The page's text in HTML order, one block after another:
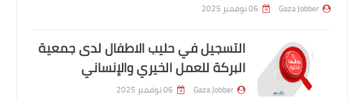
Gaza Jobber 06 نوفمبر 2025
التسجيل في حليب الاطفال لدى جمعية
البركة للعمل الخيري والإنساني
Gaza Jobber 06 نوفمبر 2025